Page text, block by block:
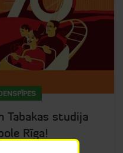
Tabakas studija
Rīga!